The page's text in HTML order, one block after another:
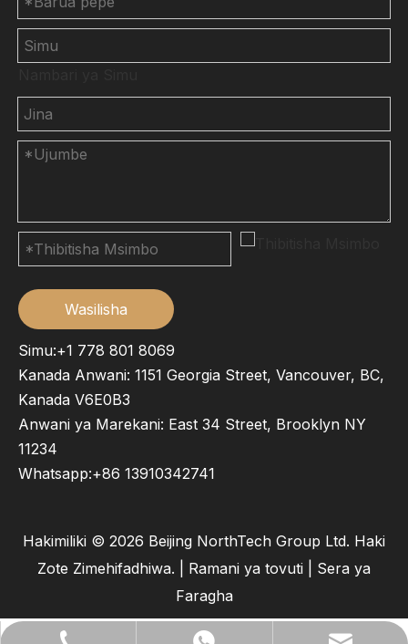
Wasilisha
Simu:+1 778 801 8069
Kanada Anwani: 1151 Georgia Street, Vancouver, BC,
Kanada V6E0B3
Anwani ya Marekani: East 34 Street, Brooklyn NY
11234
Whatsapp:+86 13910342741
Hakimiliki © 2026 Beijing NorthTech Group Ltd. Haki
Zote Zimehifadhiwa. | Ramani ya tovuti
Sera ya
Faragha